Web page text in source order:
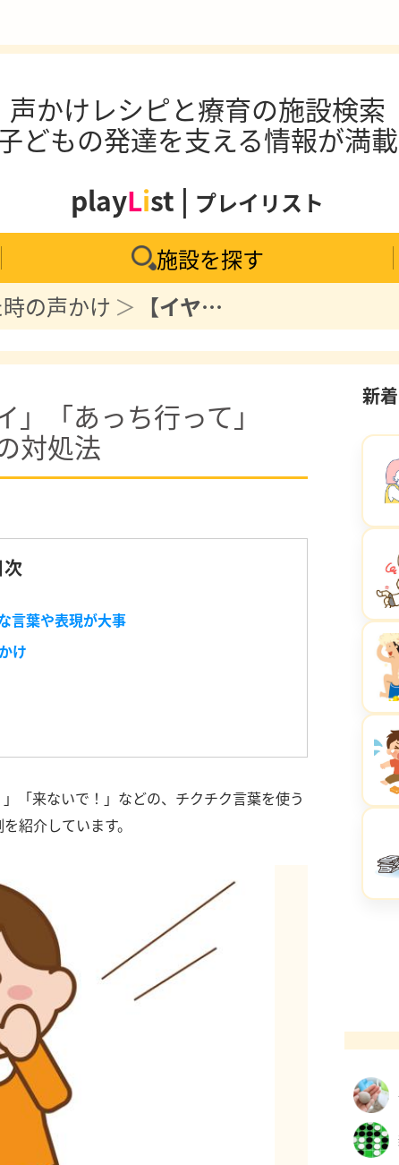
声かけレシピと療育の施設検索
どもの発達を支える情報が満載
playList | プレイリスト
施設を探す
の声かけ 【イヤイヤ期】子供に「キライ」「あっち行って」「来ないで」と言われたときの対処法
」「あっち行って」
対処法
言葉や表現が大事
け
「来ないで！」などの、チクチク言葉を使う
紹介しています。
新